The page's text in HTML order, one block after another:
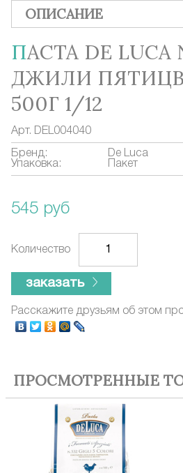
ОПИСАНИЕ
ПАСТА DE LUCA №532
ДЖИЛИ
500Г 1/12
Арт. DEL004040
Бренд:
De Luca
Упаковка:
Пакет
545 руб
Количество
заказать
Расскажите друзьям об этом
ПРОСМОТРЕННЫЕ